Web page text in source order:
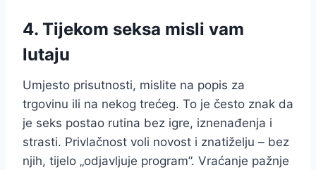
4. Tijekom seksa misli vam
lutaju
Umjesto prisutnosti, mislite na popis za
trgovinu ili na nekog trećeg. To je često znak da
je seks postao rutina bez igre, iznenađenja i
strasti. Privlačnost voli novost i znatiželju – bez
njih, tijelo „odjavljuje program”. Vraćanje pažnje